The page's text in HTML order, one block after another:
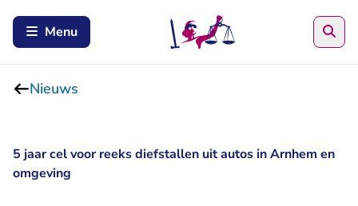
Menu
Nieuws
5 jaar cel voor reeks diefstallen uit autos in Arnhem en
omgeving